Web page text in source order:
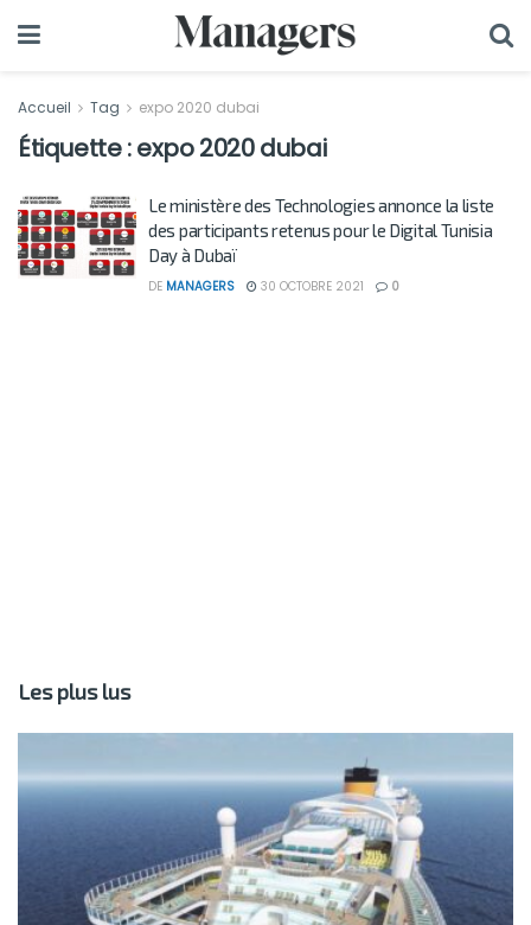
Accueil Tag expo 2020 dubai
Étiquette :expo 2020 dubai
Le ministère des Technologies annonce la liste
des participants retenus pour le Digital Tunisia
Day à Dubaï
DE MANAGERS 30 OCTOBRE 2021 0
Les plus lus